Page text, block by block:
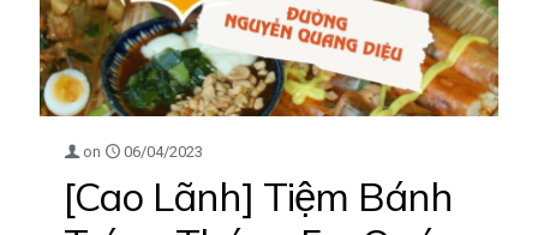
on 06/04/2023
[Cao Lãnh] Tiệm Bánh